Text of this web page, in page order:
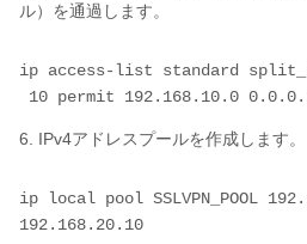
ル）を通過します。
ip access-list standard
10 permit 192.168.10.0
6. IPv4アドレスプールを作成します。
ip local pool SSLVPN_POOL
192.168.20.10